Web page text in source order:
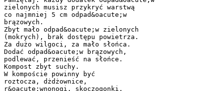
zielonych musisz przykryć warstwą
co najmniej 5 cm odpad&oacute;w
brązowych.
Zbyt mało odpad&oacute;w zielonych
(mokrych), brak dostępu powietrza.
Za dużo wilgoci, za mało słońca.
Dodać odpad&oacute;w brązowych,
podlewać, przenieść na słońce.
Kompost zbyt suchy.
W kompoście powinny być
roztocza, dżdżownice,
r&oacute;wnonogi, skoczogonki,